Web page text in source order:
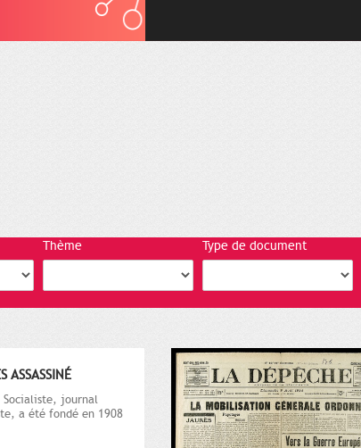
Thème Type de document
ASSASSINÉ
Socialiste, journal
a été fondé en 1908